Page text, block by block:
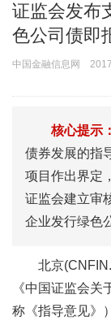
证监会发布
色公司债即
中国金融信息网
核心提示：
债券发展的指
项目作出界定
证监会建立审
企业发行绿色
北京
《中国证监会关
称《指导意见》